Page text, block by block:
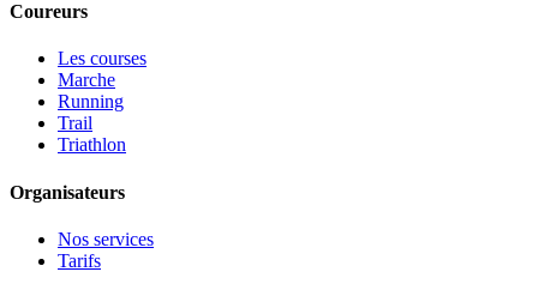
Coureurs
Les courses
Marche
Running
Trail
Triathlon
Organisateurs
Nos services
Tarifs